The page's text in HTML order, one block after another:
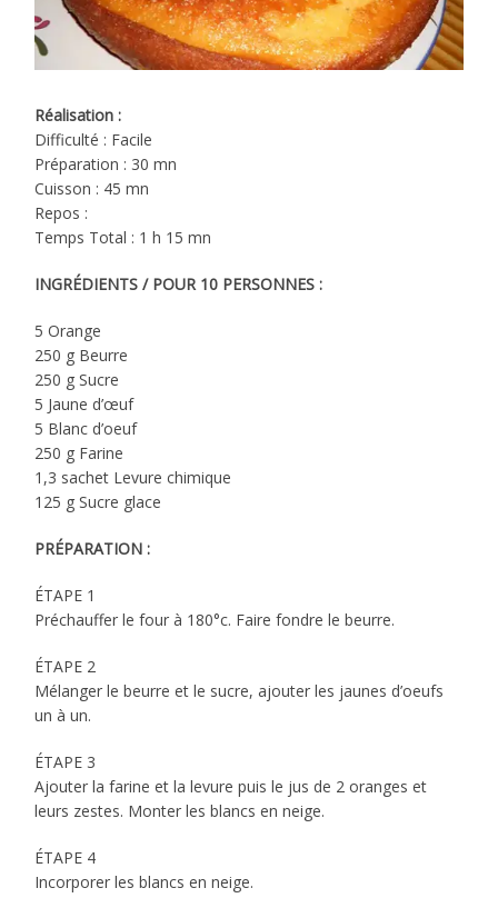
Réalisation :
Difficulté : Facile
Préparation : 30 mn
Cuisson : 45 mn
Repos :
Temps Total : 1 h 15 mn
INGRÉDIENTS / POUR 10 PERSONNES :
5 Orange
250 g Beurre
250 g Sucre
5 Jaune d’œuf
5 Blanc d’oeuf
250 g Farine
1,3 sachet Levure chimique
125 g Sucre glace
PRÉPARATION :
ÉTAPE 1
Préchauffer le four à 180°c. Faire fondre le beurre.
ÉTAPE 2
Mélanger le beurre et le sucre, ajouter les jaunes d’oeufs
un à un.
ÉTAPE 3
Ajouter la farine et la levure puis le jus de 2 oranges et
leurs zestes. Monter les blancs en neige.
ÉTAPE 4
Incorporer les blancs en neige.